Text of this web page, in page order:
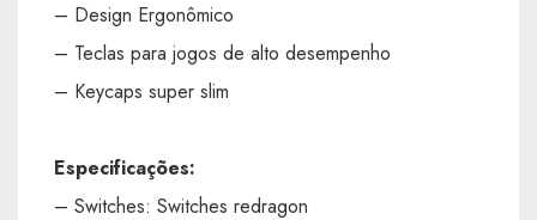
– Design Ergonômico
– Teclas para jogos de alto desempenho
– Keycaps super slim
Especificações:
– Switches: Switches redragon